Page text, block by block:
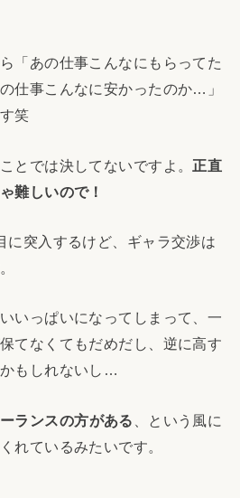
「あの仕事こんなにもらってた
仕事こんなに安かったのか…」
笑
とでは決してないですよ。 正直
難しいので！
に突入するけど、ギャラ交渉は
いっぱいになってしまって、一
てなくてもだめだし、逆に高す
もしれないし…
ランスの方がある 、という風に
れているみたいです。